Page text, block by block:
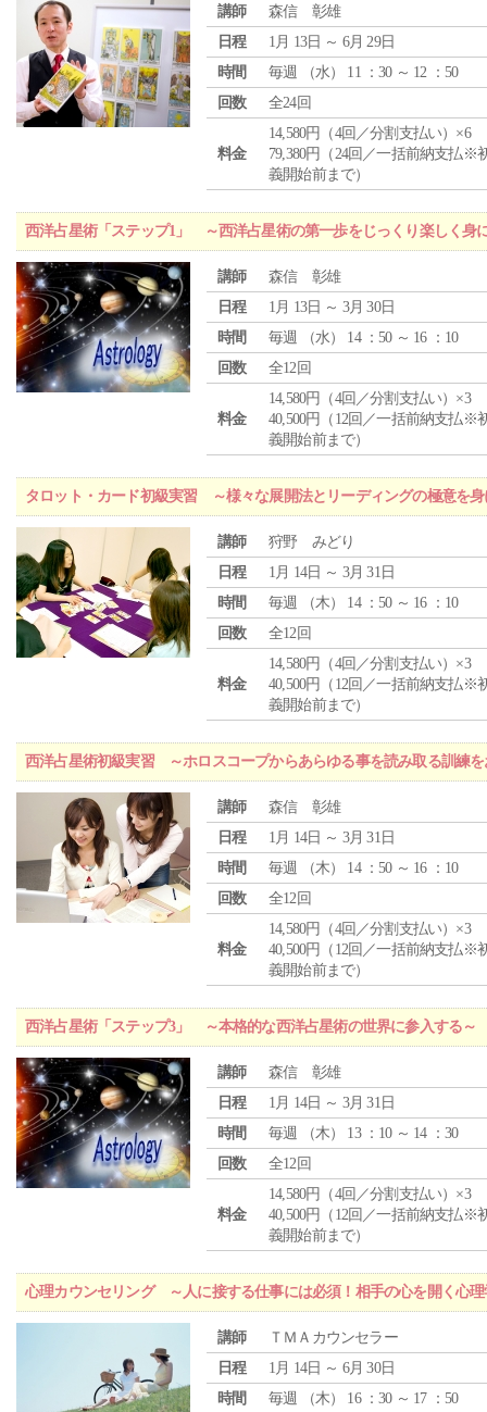
講師
森信 彰雄
日程
1月 13日 ～ 6月 29日
時間
毎週 （水） 11 ：30 ～ 12 ：50
回数
全24回
料金
14,580円（4回／分割支払い）×6
79,380円（24回／一括前納支払※
義開始前まで）
西洋占星術「ステップ1」 ～西洋占星術の第一歩をじっくり楽しく身
講師
森信 彰雄
日程
1月 13日 ～ 3月 30日
時間
毎週 （水） 14 ：50 ～ 16 ：10
回数
全12回
料金
14,580円（4回／分割支払い）×3
40,500円（12回／一括前納支払※
義開始前まで）
タロット・カード初級実習 ～様々な展開法とリーディングの極意を身
講師
狩野 みどり
日程
1月 14日 ～ 3月 31日
時間
毎週 （木） 14 ：50 ～ 16 ：10
回数
全12回
料金
14,580円（4回／分割支払い）×3
40,500円（12回／一括前納支払※
義開始前まで）
西洋占星術初級実習 ～ホロスコープからあらゆる事を読み取る訓練を
講師
森信 彰雄
日程
1月 14日 ～ 3月 31日
時間
毎週 （木） 14 ：50 ～ 16 ：10
回数
全12回
料金
14,580円（4回／分割支払い）×3
40,500円（12回／一括前納支払※
義開始前まで）
西洋占星術「ステップ3」 ～本格的な西洋占星術の世界に参入する～
講師
森信 彰雄
日程
1月 14日 ～ 3月 31日
時間
毎週 （木） 13 ：10 ～ 14 ：30
回数
全12回
料金
14,580円（4回／分割支払い）×3
40,500円（12回／一括前納支払※
義開始前まで）
心理カウンセリング ～人に接する仕事には必須！相手の心を開く心理
講師
ＴＭＡカウンセラー
日程
1月 14日 ～ 6月 30日
時間
毎週 （木） 16 ：30 ～ 17 ：50